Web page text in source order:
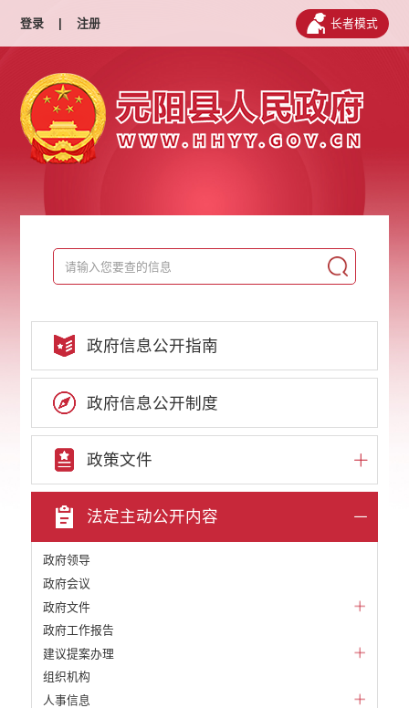
登录 | 注册 长者模式
政府信息公开指南
政府信息公开制度
政策文件
法定主动公开内容
政府领导
政府会议
政府文件
政府工作报告
建议提案办理
组织机构
人事信息